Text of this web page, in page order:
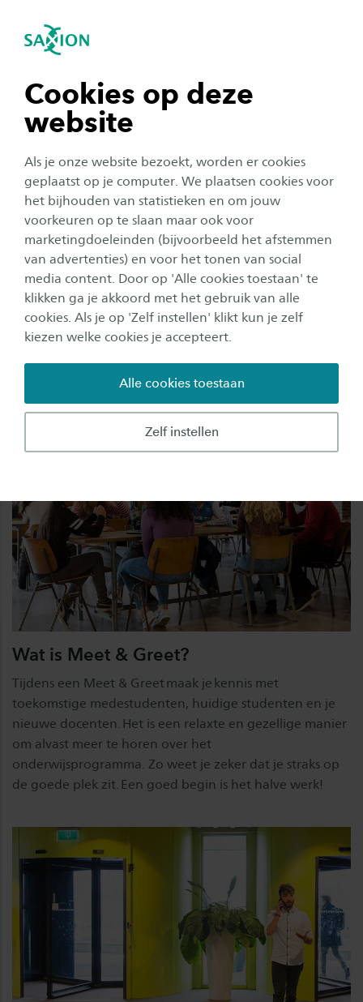
Cookies op deze
website
Als je onze website bezoekt, worden er cookies
geplaatst op je computer. We plaatsen cookies voor
het bijhouden van statistieken en om jouw
voorkeuren op te slaan maar ook voor
marketingdoeleinden (bijvoorbeeld het afstemmen
van advertenties) en voor het tonen van social
media content. Door op 'Alle cookies toestaan' te
klikken ga je akkoord met het gebruik van alle
cookies. Als je op 'Zelf instellen' klikt kun je zelf
kiezen welke cookies je accepteert.
Zelf instellen
Alle cookies toestaan
Navigatie openen
tonen
tonen
tonen
tonen
sluiten
Home Studeren bij Saxion
Greet
Start jij in september met een opleiding bij
Saxion? Dan nodigen we je uit voor een Meet &
Greet met de door jou gekozen opleiding*.
Let op: heb je je aangemeld voor een opleiding met
eenloting, onderzoek aanvullende eisen of
werkplekeis? Dan gelden er andere
inschrijfvoorwaarden. Check jouw opleidingspagina
voor meer info! Dat geldt ook voor deeltijdopleidingen
Associate degreesenmasters.
Wat is Meet & Greet?
Tijdens een Meet & Greet maak je kennis met
toekomstige medestudenten, huidige studenten en je
nieuwe docenten. Het is een relaxte en gezellige manier
om alvast meer te horen over het
onderwijsprogramma. Zo weet je zeker dat je straks op
de goede plek zit. Een goed begin is het halve werk!